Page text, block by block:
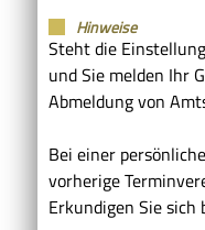
Hinweise
Steht die
und Sie melden Ihr
Abmeldung von
Bei einer
vorherige
Erkundigen Sie sich